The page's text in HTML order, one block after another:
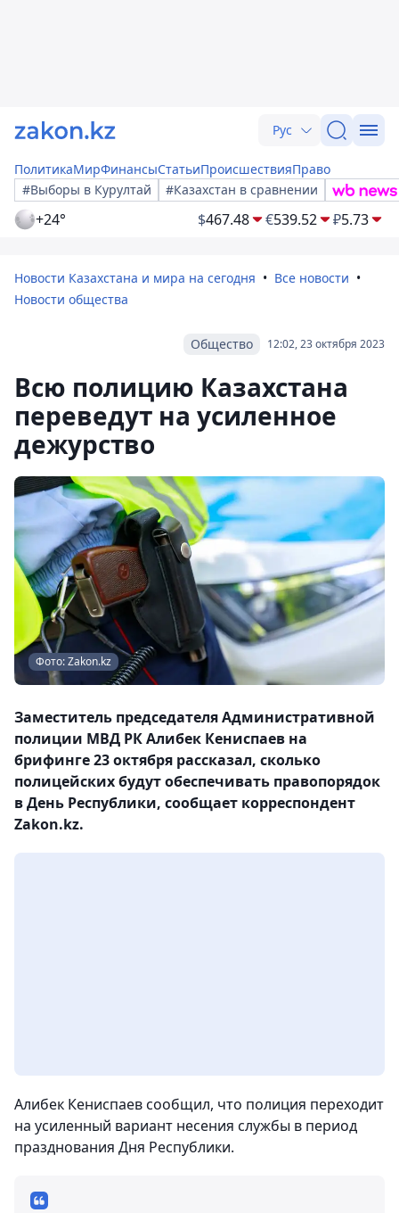
Рус
ПолитикаМирФинансыСтатьиПроисшествияПраво
#Выборы в Курултай
#Казахстан в сравнении
+24° $467.48 €539.52 ₽5.73
Новости Казахстана и мира на сегодня
Все новости
Новости общества
12:02, 23 октября 2023
Общество
Всю полицию Казахстана
переведут на усиленное
дежурство
Фото: Zakon.kz
Заместитель председателя Административной
полиции МВД РК Алибек Кениспаев на
брифинге 23 октября рассказал, сколько
полицейских будут обеспечивать правопорядок
в День Республики, сообщает корреспондент
Zakon.kz.
Алибек Кениспаев сообщил, что полиция переходит
на усиленный вариант несения службы в период
празднования Дня Республики.